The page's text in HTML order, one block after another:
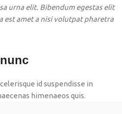
urna elit. Bibendum egestas elit
est amet a nisi volutpat pharetra
id suspendisse in
himenaeos quis.